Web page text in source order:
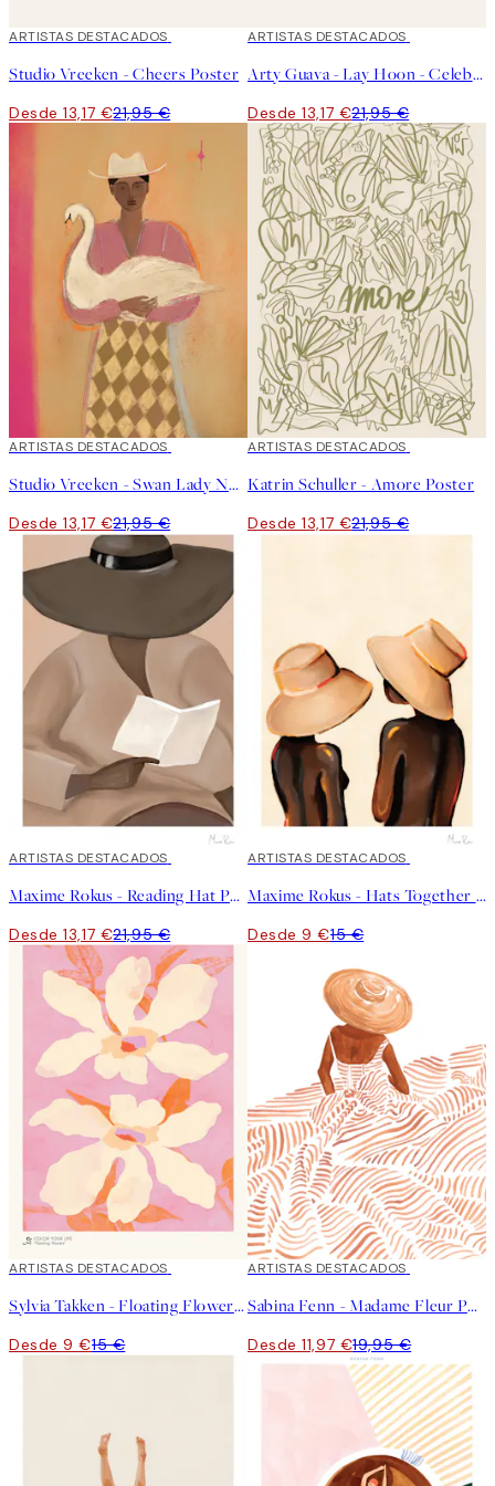
40%*
ARTISTAS DESTACADOS
Studio Vreeken - Cheers Poster
Desde 13,17 €21,95 €
40%*
ARTISTAS DESTACADOS
Arty Guava - Lay Hoon - Celebration Poster
Desde 13,17 €21,95 €
40%*
ARTISTAS DESTACADOS
Studio Vreeken - Swan Lady No2 Poster
Desde 13,17 €21,95 €
40%*
ARTISTAS DESTACADOS
Katrin Schuller - Amore Poster
Desde 13,17 €21,95 €
40%*
ARTISTAS DESTACADOS
Maxime Rokus - Reading Hat Poster
Desde 13,17 €21,95 €
40%*
ARTISTAS DESTACADOS
Maxime Rokus - Hats Together Poster
Desde 9 €15 €
40%*
ARTISTAS DESTACADOS
Sylvia Takken - Floating Flowers Poster
Desde 9 €15 €
40%*
ARTISTAS DESTACADOS
Sabina Fenn - Madame Fleur Poster
Desde 11,97 €19,95 €